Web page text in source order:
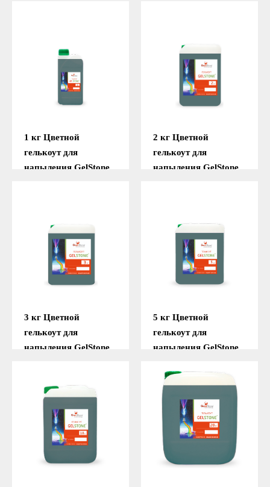
1 кг Цветной
гелькоут для
напыления GelStone
2 кг Цветной
гелькоут для
напыления GelStone
3 кг Цветной
гелькоут для
напыления GelStone
5 кг Цветной
гелькоут для
напыления GelStone